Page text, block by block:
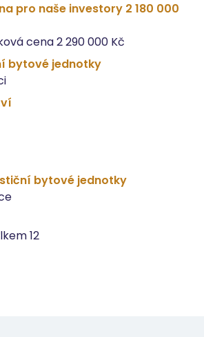
pro naše investory 2 180 000
cena 2 290 000 Kč
bytové jednotky
bytové jednotky
12